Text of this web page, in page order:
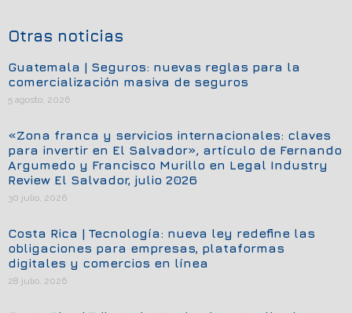
Otras noticias
Guatemala | Seguros: nuevas reglas para la
comercialización masiva de seguros
5 agosto, 2026
«Zona franca y servicios internacionales: claves
para invertir en El Salvador», artículo de Fernando
Argumedo y Francisco Murillo en Legal Industry
Review El Salvador, julio 2026
30 julio, 2026
Costa Rica | Tecnología: nueva ley redefine las
obligaciones para empresas, plataformas
digitales y comercios en línea
28 julio, 2026